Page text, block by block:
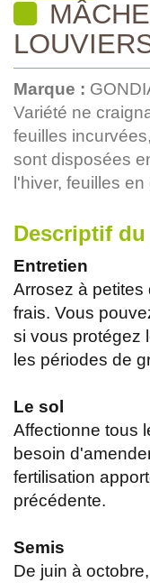
Marque :
Variété ne
feuilles
sont disposées
l'hiver, feuilles
Descriptif
Entretien
Arrosez à petites
frais. Vous
si vous protégez
les périodes de
Le sol
Affectionne tous
besoin
fertilisation
précédente.
Semis
De juin à